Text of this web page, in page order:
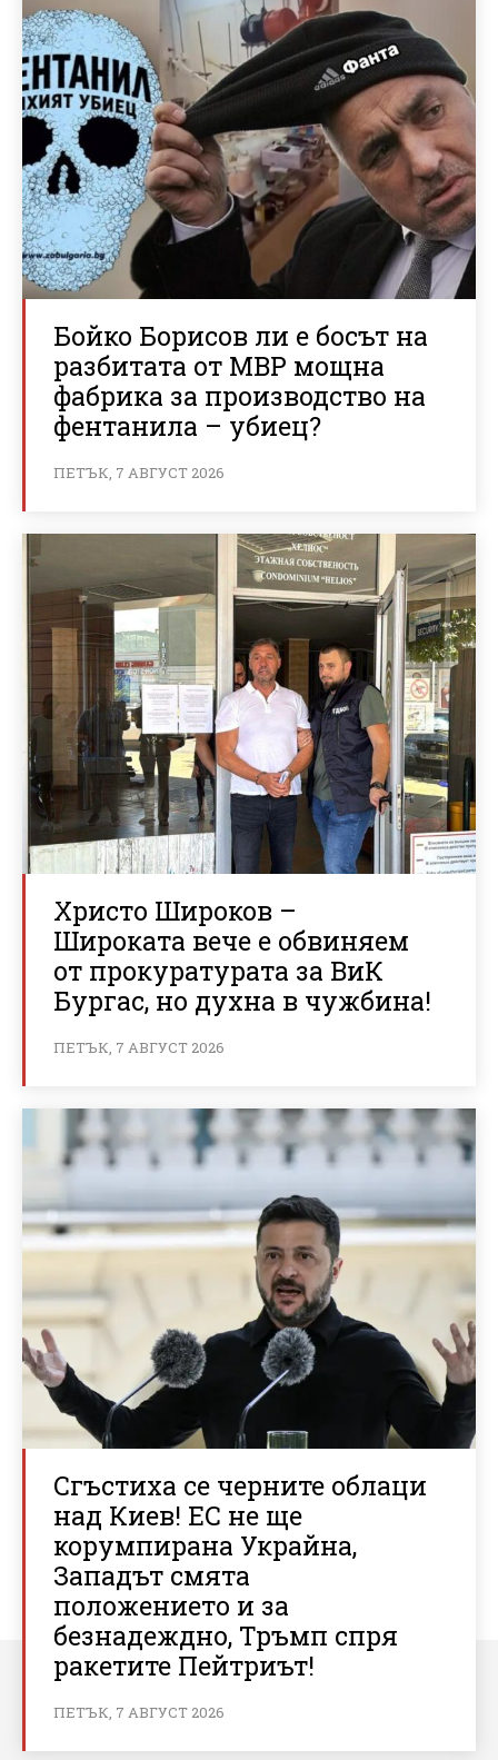
Бойко Борисов ли е босът на
разбитата от МВР мощна
фабрика за производство на
фентанила – убиец?
ПЕТЪК, 7 АВГУСТ 2026
Христо Широков –
Широката вече е обвиняем
от прокуратурата за ВиК
Бургас, но духна в чужбина!
ПЕТЪК, 7 АВГУСТ 2026
Сгъстиха се черните облаци
над Киев! ЕС не ще
корумпирана Украйна,
Западът смята
положението и за
безнадеждно, Тръмп спря
ракетите Пейтриът!
ПЕТЪК, 7 АВГУСТ 2026